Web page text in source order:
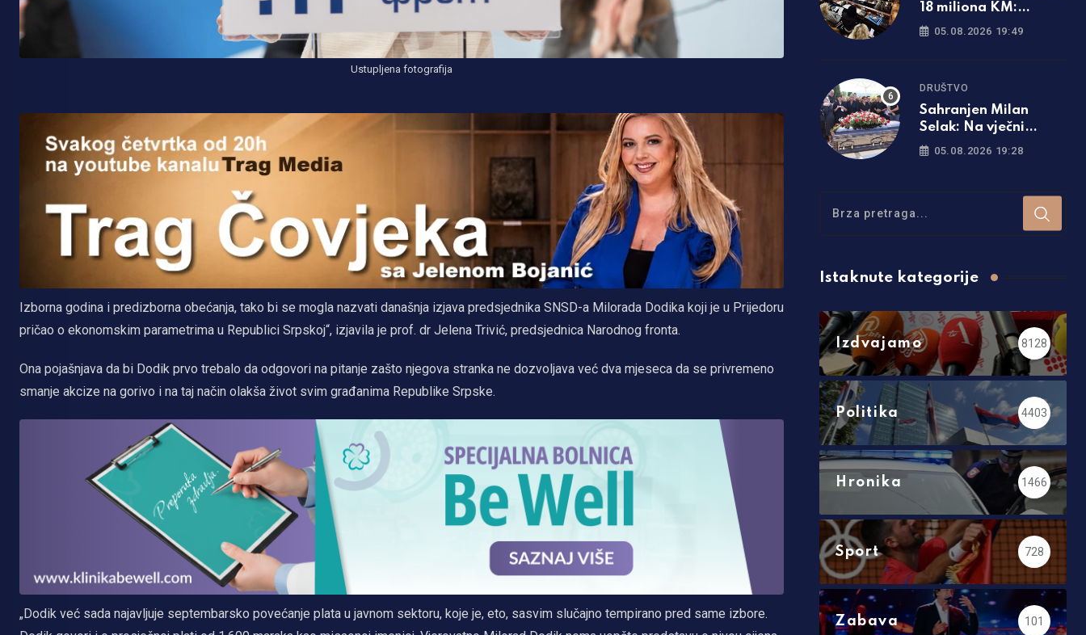
Ustupljena fotografija
Izborna godina i predizborna obećanja, tako bi se mogla nazvati današnja izjava predsjednika SNSD-a Milorada Dodika koji je u Prijedoru
pričao o ekonomskim parametrima u Republici Srpskoj“, izjavila je prof. dr Jelena Trivić, predsjednica Narodnog fronta.
Ona pojašnjava da bi Dodik prvo trebalo da odgovori na pitanje zašto njegova stranka ne dozvoljava već dva mjeseca da se privremeno
smanje akcize na gorivo i na taj način olakša život svim građanima Republike Srpske.
„Dodik već sada najavljuje septembarsko povećanje plata u javnom sektoru, koje je, eto, sasvim slučajno tempirano pred same izbore.
18 miliona KM:
Poznato šta će biti sa
05.08.2026 19:49
DRUŠTVO
Sahranjen Milan
Selak: Na vječni
počinak ga ispratio
05.08.2026 19:28
Istaknute kategorije
Izdvajamo 8128
Politika 4403
Hronika 1466
Sport 728
Zabava 101